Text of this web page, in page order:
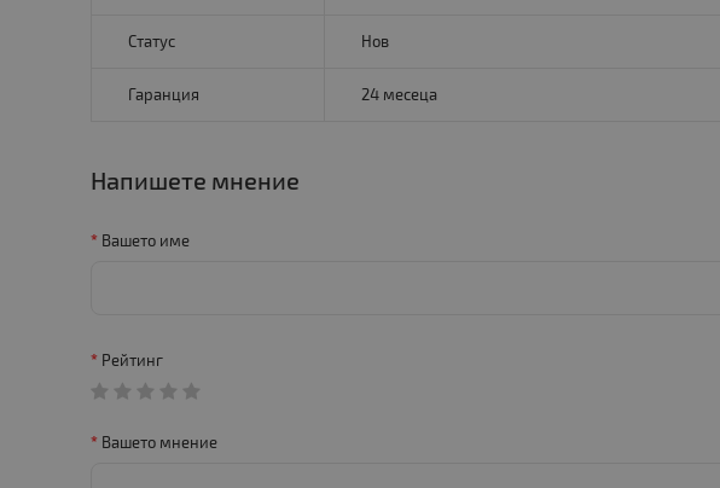
Статус Нов
Гаранция 24 месеца
Напишете мнение
Вашето име
Рейтинг
Вашето мнение